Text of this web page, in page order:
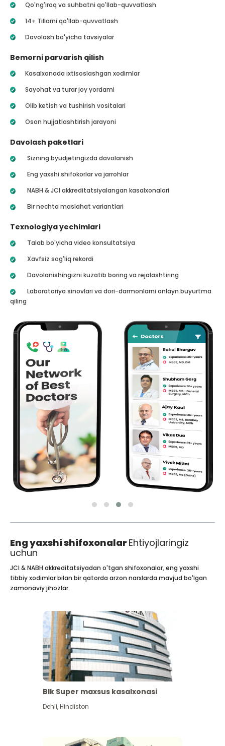
Qo'ng'iroq va suhbatni qo'llab-quvvatlash
14+ Tillarni qo'llab-quvvatlash
Davolash bo'yicha tavsiyalar
Bemorni parvarish qilish
Kasalxonada ixtisoslashgan xodimlar
Sayohat va turar joy yordami
Olib ketish va tushirish vositalari
Oson hujjatlashtirish jarayoni
Davolash paketlari
Sizning byudjetingizda davolanish
Eng yaxshi shifokorlar va jarrohlar
NABH & JCI akkreditatsiyalangan kasalxonalari
Bir nechta maslahat variantlari
Texnologiya yechimlari
Talab bo'yicha video konsultatsiya
Xavfsiz sog'liq rekordi
Davolanishingizni kuzatib boring va rejalashtiring
Laboratoriya sinovlari va dori-darmonlarni onlayn buyurtma
qiling
Eng yaxshi shifoxonalar Ehtiyojlaringiz
uchun
JCI & NABH akkreditatsiyadan o'tgan shifoxonalar, eng yaxshi
tibbiy xodimlar bilan bir qatorda arzon narxlarda mavjud bo'lgan
zamonaviy jihozlar.
Blk Super maxsus kasalxonasi
Dehli,Hindiston